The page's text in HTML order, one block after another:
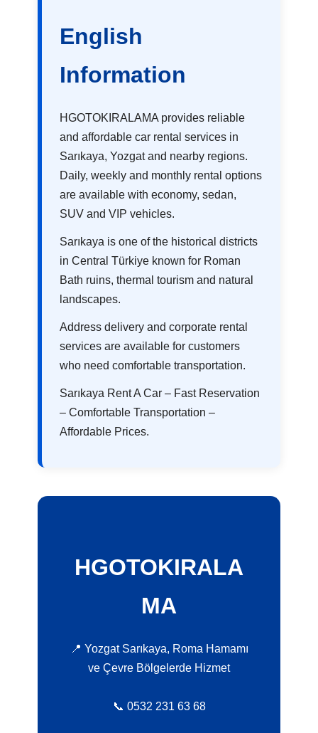
English
Information
HGOTOKIRALAMA provides reliable
and affordable car rental services in
Sarıkaya, Yozgat and nearby regions.
Daily, weekly and monthly rental options
are available with economy, sedan,
SUV and VIP vehicles.
Sarıkaya is one of the historical districts
in Central Türkiye known for Roman
Bath ruins, thermal tourism and natural
landscapes.
Address delivery and corporate rental
services are available for customers
who need comfortable transportation.
Sarıkaya Rent A Car – Fast Reservation
– Comfortable Transportation –
Affordable Prices.
HGOTOKIRALA
MA
📍 Yozgat Sarıkaya, Roma Hamamı
ve Çevre Bölgelerde Hizmet
📞 0532 231 63 68